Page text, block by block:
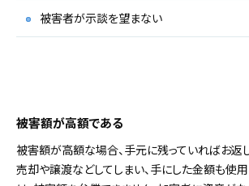
被害者が示談を望まない
被害額が高額である
被害額が高額な場合、手元に残っていればお返
売却や譲渡などしてしまい、手にした金額も使